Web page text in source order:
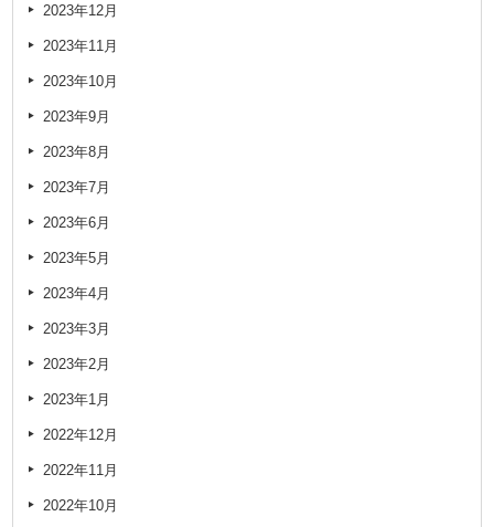
2023年12月
2023年11月
2023年10月
2023年9月
2023年8月
2023年7月
2023年6月
2023年5月
2023年4月
2023年3月
2023年2月
2023年1月
2022年12月
2022年11月
2022年10月